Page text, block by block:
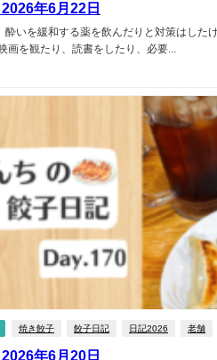
年6月22日
酔いを緩和する薬を飲んだりと対策はした
画を観たり、読書をしたり、必要...
焼き餃子 餃子日記 日記2026 老舗
年6月20日